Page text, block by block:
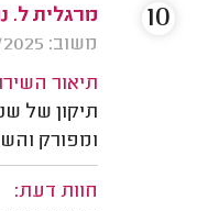
מרגלית ל.
משוב: 10/11/2025
תיאור
תיקון של
ומפורק
חוות דעת:
10